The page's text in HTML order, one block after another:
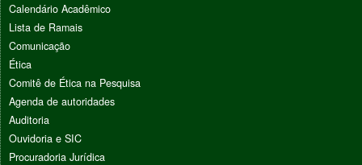
Calendário Acadêmico
Lista de Ramais
Comunicação
Ética
Comitê de Ética na Pesquisa
Agenda de autoridades
Auditoria
Ouvidoria e SIC
Procuradoria Jurídica